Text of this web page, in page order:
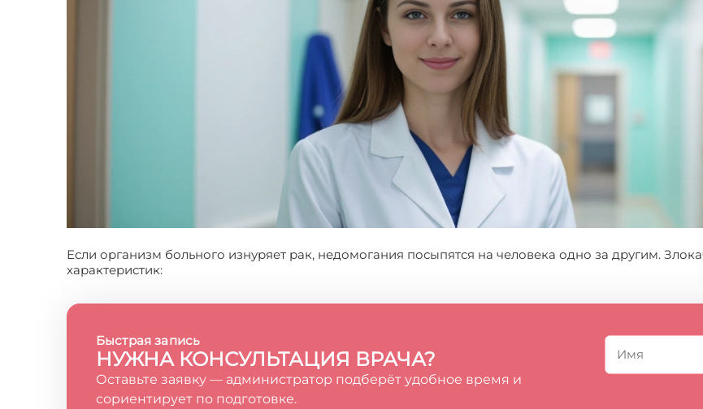
Если организм больного изнуряет рак, недомогания посыпятся на человека одно за другим.
характеристик:
Быстрая запись
НУЖНА КОНСУЛЬТАЦИЯ ВРАЧА?
Оставьте заявку — администратор подберёт удобное время и
сориентирует по подготовке.